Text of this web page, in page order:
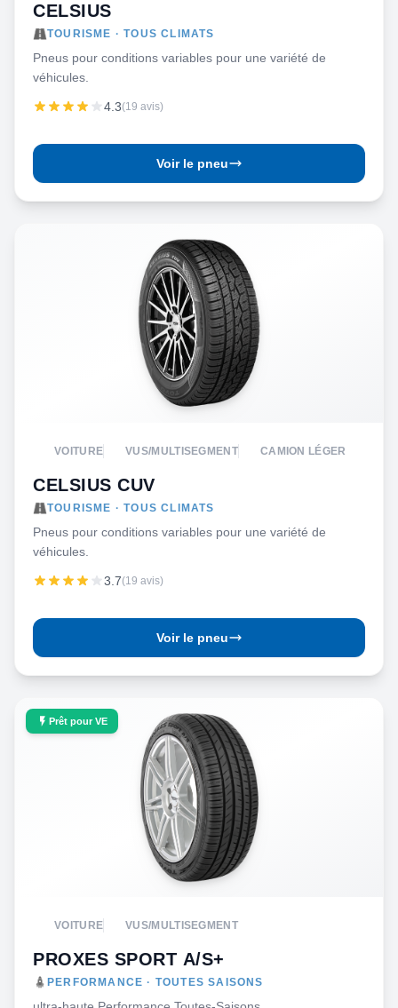
CELSIUS
TOURISME · TOUS CLIMATS
Pneus pour conditions variables pour une variété de
véhicules.
4.3(19 avis)
Voir le pneu
VOITURE VUS/MULTISEGMENT CAMION LÉGER
CELSIUS CUV
TOURISME · TOUS CLIMATS
Pneus pour conditions variables pour une variété de
véhicules.
3.7(19 avis)
Voir le pneu
Prêt pour VE
VOITURE VUS/MULTISEGMENT
PROXES SPORT A/S+
PERFORMANCE · TOUTES SAISONS